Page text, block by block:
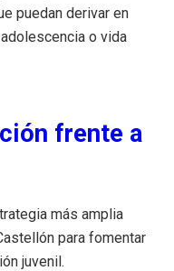
puedan derivar en
o vida
frente a
más amplia
para fomentar
juvenil.